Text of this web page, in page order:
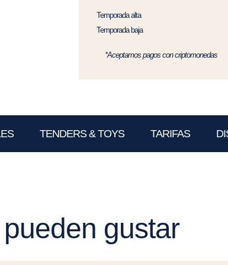
Temporada alta
Temporada baja
*Aceptamos pagos con criptomonedas
TENDERS & TOYS TARIFAS
gustar